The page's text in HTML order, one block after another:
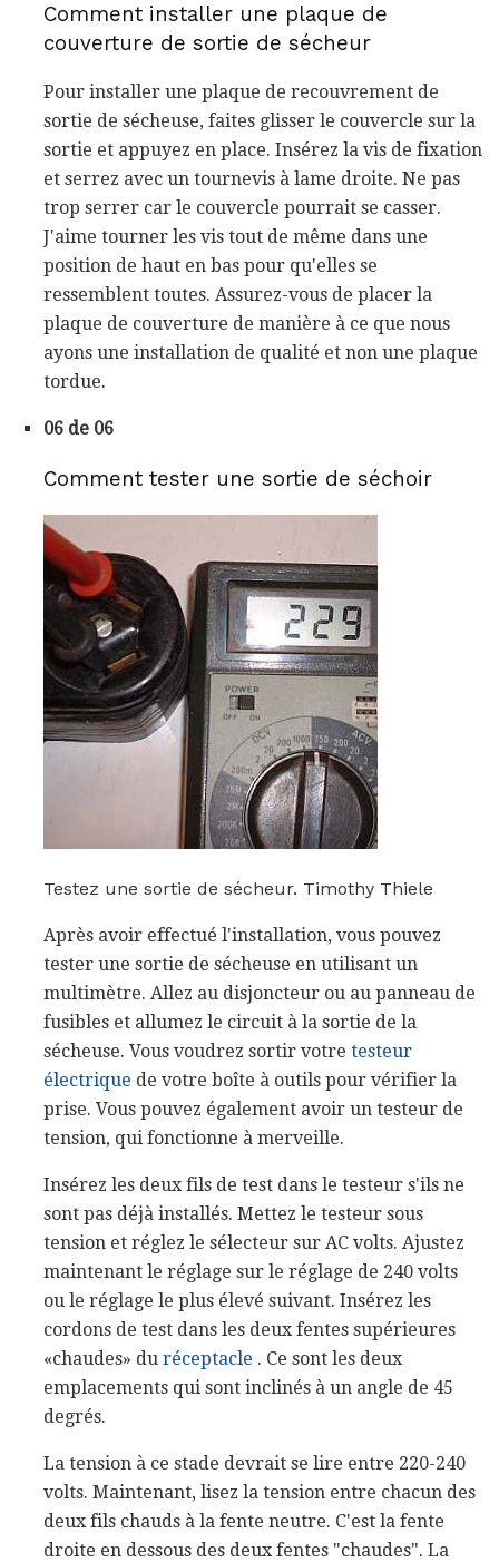
Comment installer une plaque de
couverture de sortie de sécheur
Pour installer une plaque de recouvrement de
sortie de sécheuse, faites glisser le couvercle sur la
sortie et appuyez en place. Insérez la vis de fixation
et serrez avec un tournevis à lame droite. Ne pas
trop serrer car le couvercle pourrait se casser.
J'aime tourner les vis tout de même dans une
position de haut en bas pour qu'elles se
ressemblent toutes. Assurez-vous de placer la
plaque de couverture de manière à ce que nous
ayons une installation de qualité et non une plaque
tordue.
06 de 06
Comment tester une sortie de séchoir
Testez une sortie de sécheur. Timothy Thiele
Après avoir effectué l'installation, vous pouvez
tester une sortie de sécheuse en utilisant un
multimètre. Allez au disjoncteur ou au panneau de
fusibles et allumez le circuit à la sortie de la
sécheuse. Vous voudrez sortir votre testeur
électrique de votre boîte à outils pour vérifier la
prise. Vous pouvez également avoir un testeur de
tension, qui fonctionne à merveille.
Insérez les deux fils de test dans le testeur s'ils ne
sont pas déjà installés. Mettez le testeur sous
tension et réglez le sélecteur sur AC volts. Ajustez
maintenant le réglage sur le réglage de 240 volts
ou le réglage le plus élevé suivant. Insérez les
cordons de test dans les deux fentes supérieures
«chaudes» du réceptacle . Ce sont les deux
emplacements qui sont inclinés à un angle de 45
degrés.
La tension à ce stade devrait se lire entre 220-240
volts. Maintenant, lisez la tension entre chacun des
deux fils chauds à la fente neutre. C'est la fente
droite en dessous des deux fentes "chaudes". La